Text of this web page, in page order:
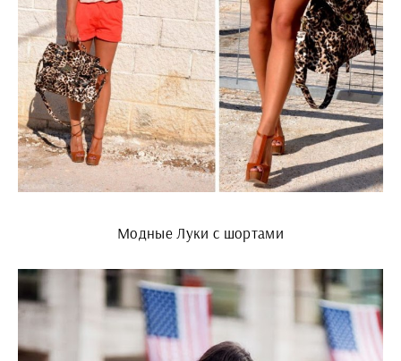
Модные Луки с шортами